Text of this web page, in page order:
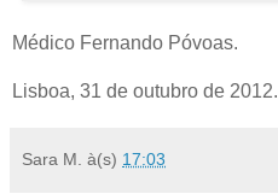
Médico Fernando Póvoas.
Lisboa, 31 de outubro de 2012.
Sara M. à(s) 17:03